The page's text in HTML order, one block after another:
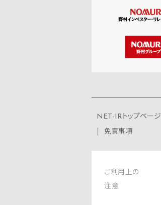
NET-IRトップページ
免責事項
ご利用上の
注意